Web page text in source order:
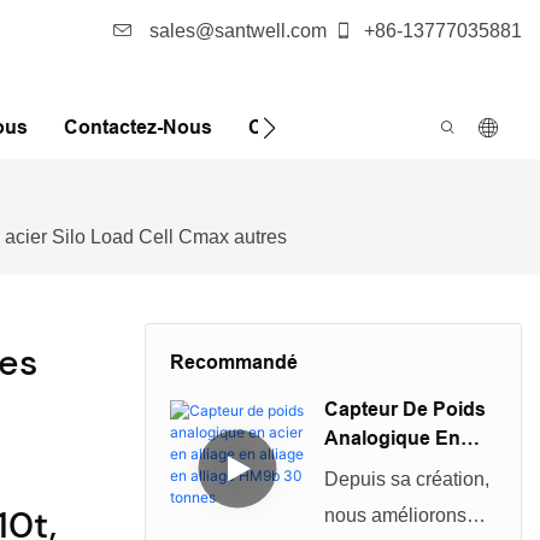
sales@santwell.com +86-13777035881
Contactez-Nous Cas FQA
Silo Load Cell Cmax autres
Recommandé
Capteur De Poids
Analogique En
Acier En Alliage
En Alliage En
Alliage HM9b 30
Depuis sa création,
nous améliorons